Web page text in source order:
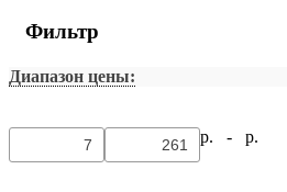
Фильтр
Диапазон цены:
р. - р.